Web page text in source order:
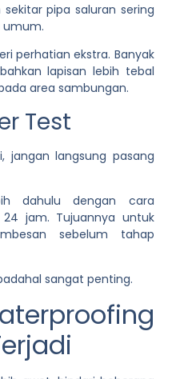
pipa saluran sering
umum.
perhatian ekstra. Banyak
lapisan lebih tebal
area sambungan.
Test
jangan langsung pasang
dahulu dengan cara
jam. Tujuannya untuk
sebelum tahap
sangat penting.